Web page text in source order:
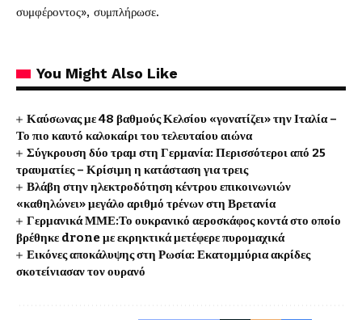
συμφέροντος», συμπλήρωσε.
You Might Also Like
Καύσωνας με 48 βαθμούς Κελσίου «γονατίζει» την Ιταλία –
Το πιο καυτό καλοκαίρι του τελευταίου αιώνα
Σύγκρουση δύο τραμ στη Γερμανία: Περισσότεροι από 25
τραυματίες – Κρίσιμη η κατάσταση για τρεις
Βλάβη στην ηλεκτροδότηση κέντρου επικοινωνιών
«καθηλώνει» μεγάλο αριθμό τρένων στη Βρετανία
Γερμανικά ΜΜΕ:Το ουκρανικό αεροσκάφος κοντά στο οποίο
βρέθηκε drone με εκρηκτικά μετέφερε πυρομαχικά
Εικόνες αποκάλυψης στη Ρωσία: Εκατομμύρια ακρίδες
σκοτείνιασαν τον ουρανό